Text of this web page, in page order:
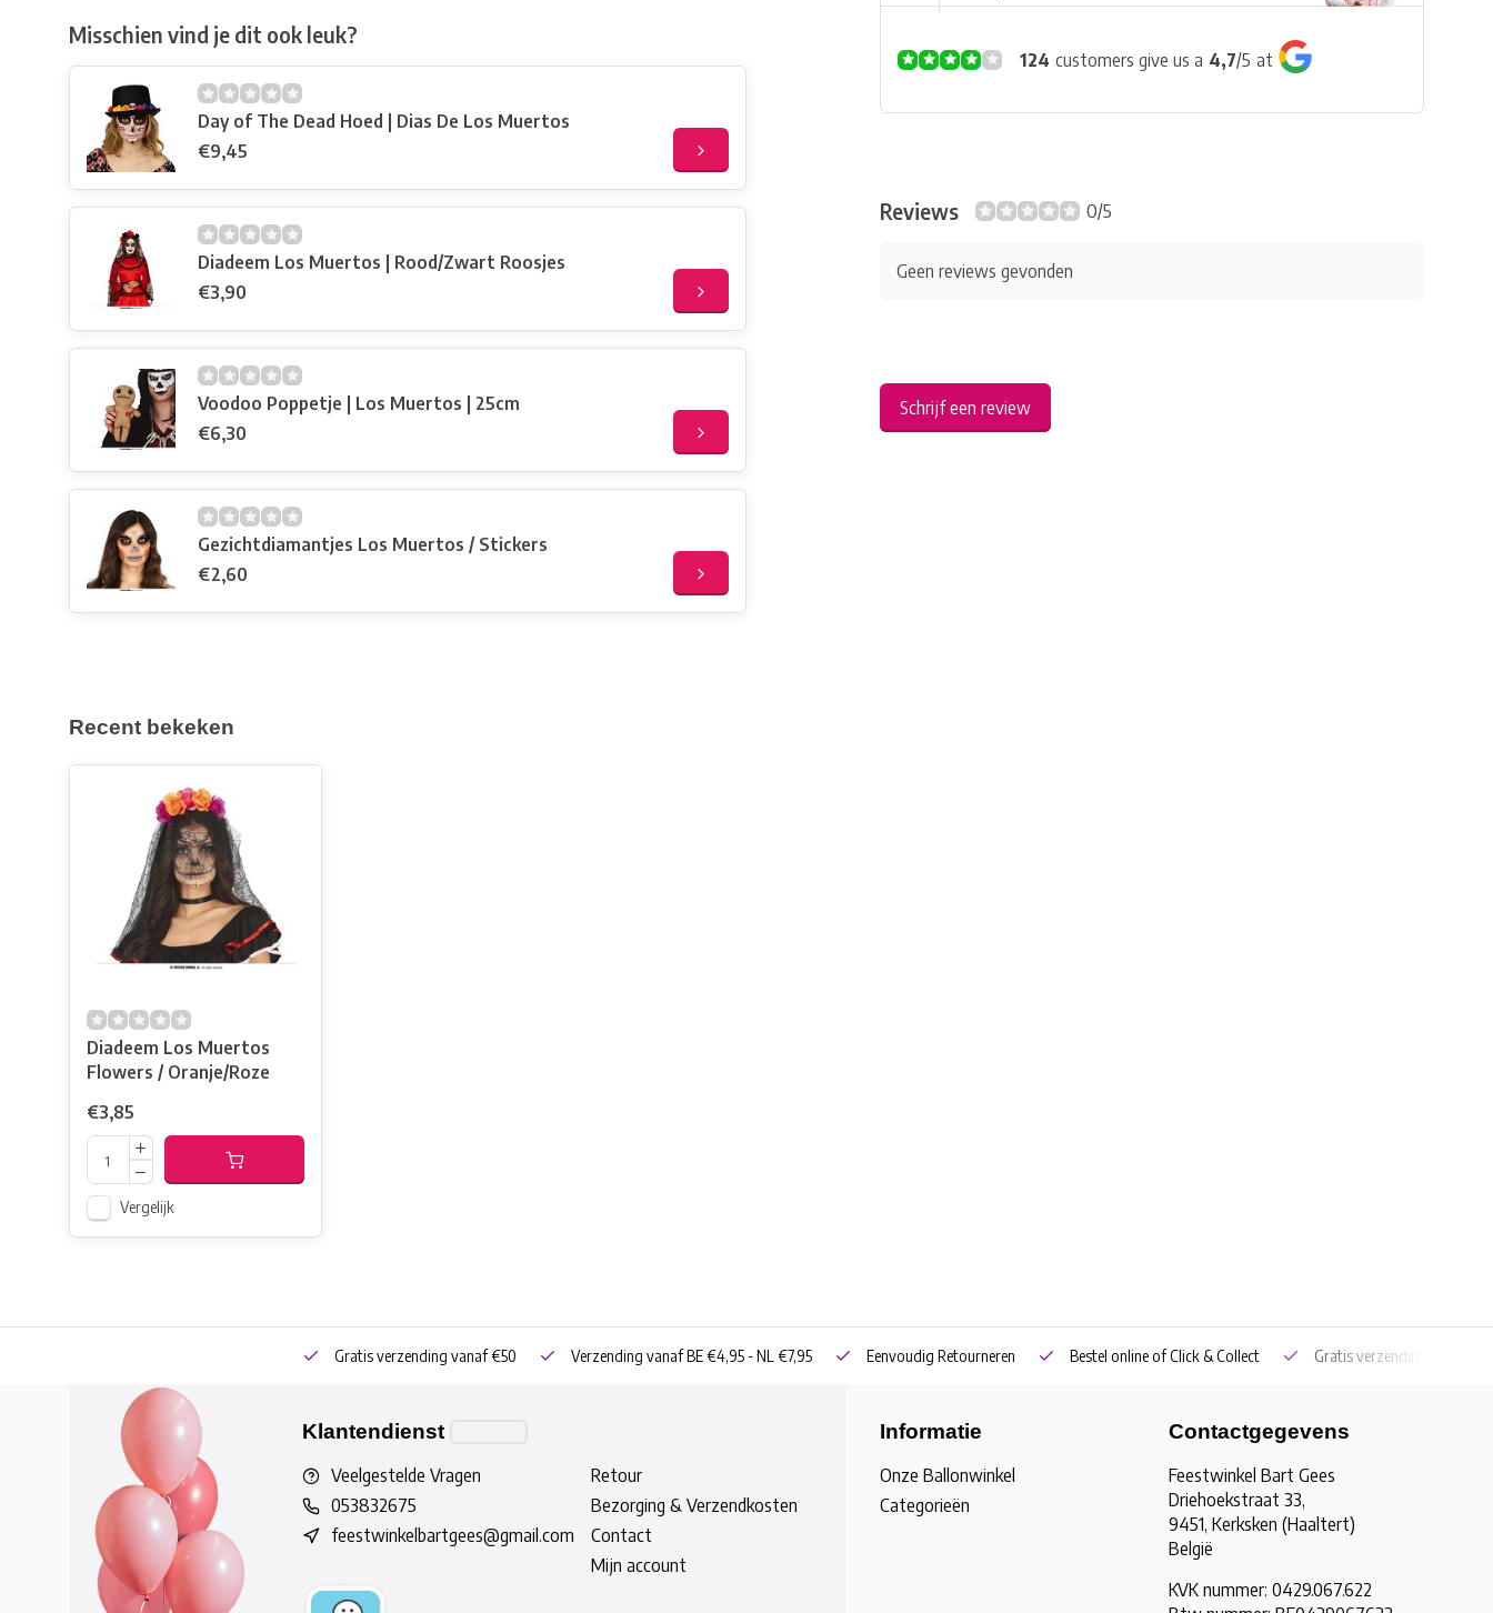
Misschien vind je dit ook leuk?
Day of The Dead Hoed | Dias De Los Muertos
€9,45
Diadeem Los Muertos | Rood/Zwart Roosjes
€3,90
Voodoo Poppetje | Los Muertos | 25cm
€6,30
Gezichtdiamantjes Los Muertos / Stickers
€2,60
124 customers give us a 4,7/5 at
Reviews 0/5
Geen reviews gevonden
Schrijf een review
Recent bekeken
Diadeem Los Muertos
Flowers / Oranje/Roze
€3,85
Vergelijk
Gratis verzending vanaf €50 Verzending vanaf BE €4,95 - NL €7,95 Eenvoudig Retourneren Bestel online of Click & Collect Gratis verzending vanaf
Klantendienst
Veelgestelde Vragen
053832675
feestwinkelbartgees@gmail.com
Retour
Bezorging & Verzendkosten
Contact
Mijn account
Informatie
Onze Ballonwinkel
Categorieën
Contactgegevens
Feestwinkel Bart Gees
Driehoekstraat 33,
9451, Kerksken (Haaltert)
België
KVK nummer: 0429.067.622